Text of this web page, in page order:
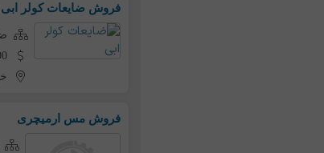
فروش ضایعات کولر ابی
فروش مس ارمیچری